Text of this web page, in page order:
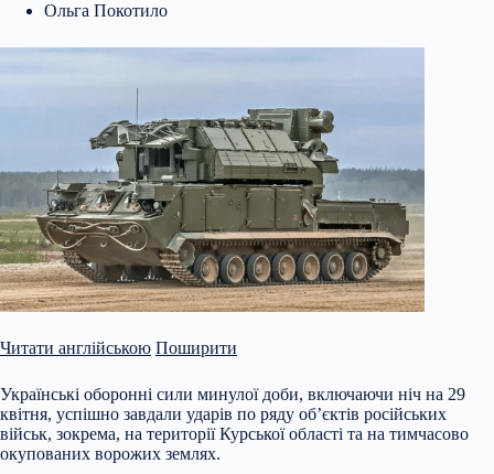
Ольга Покотило
Читати англійською Поширити
Українські оборонні сили минулої доби, включаючи ніч на 29
квітня, успішно завдали ударів по ряду об’єктів російських
військ, зокрема, на території Курської області та на тимчасово
окупованих ворожих землях.